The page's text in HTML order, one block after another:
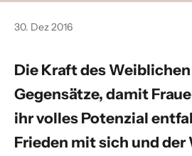
30. Dez 2016
Die Kraft des
Gegensätze, damit
ihr volles Potenzial
Frieden mit sich und der